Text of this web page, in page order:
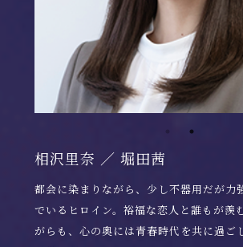
相沢里奈 ／ 堀田茜
都会に染まりながら、少し不器用だが力
でいるヒロイン。裕福な恋人と誰もが羨
がらも、心の奥には青春時代を共に過ご